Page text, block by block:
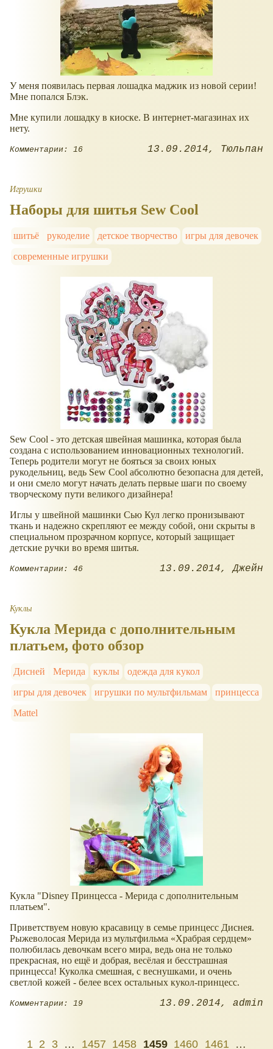
У меня появилась первая лошадка маджик из новой серии!
Мне попался Блэк.
Мне купили лошадку в киоске. В интернет-магазинах их
нету.
Комментарии: 16 13.09.2014 Тюльпан
Игрушки
Наборы для шитья Sew Cool
шитьё рукоделие детское творчество
игры для девочек
современные игрушки
Sew Cool - это детская швейная машинка, которая была
создана с использованием инновационных технологий.
Теперь родители могут не бояться за своих юных
рукодельниц, ведь Sew Cool абсолютно безопасна для детей,
и они смело могут начать делать первые шаги по своему
творческому пути великого дизайнера!
Иглы у швейной машинки Сью Кул легко пронизывают
ткань и надежно скрепляют ее между собой, они скрыты в
специальном прозрачном корпусе, который защищает
детские ручки во время шитья.
Комментарии: 46 13.09.2014 Джейн
Куклы
Кукла Мерида с дополнительным
платьем, фото обзор
Дисней Мерида куклы
одежда для кукол
игры для девочек
игрушки по мультфильмам
принцесса
Mattel
Кукла "Disney Принцесса - Мерида с дополнительным
платьем".
Приветствуем новую красавицу в семье принцесс Диснея.
Рыжеволосая Мерида из мультфильма
Храбрая сердцем
полюбилась девочкам всего мира, ведь она не только
прекрасная, но ещё и добрая, весёлая и бесстрашная
принцесса! Куколка смешная, с веснушками, и очень
светлой кожей - белее всех остальных кукол-принцесс.
Комментарии: 19 13.09.2014 admin
1 2 3 … 1457 1458 1459 1460 1461 …